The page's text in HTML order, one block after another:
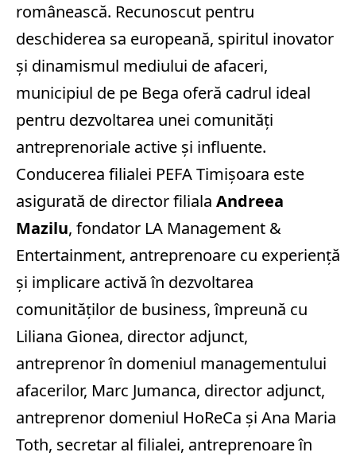
românească. Recunoscut pentru
deschiderea sa europeană, spiritul inovator
și dinamismul mediului de afaceri,
municipiul de pe Bega oferă cadrul ideal
pentru dezvoltarea unei comunități
antreprenoriale active și influente.
Conducerea filialei PEFA Timișoara este
asigurată de director filiala Andreea
Mazilu, fondator LA Management &
Entertainment, antreprenoare cu experiență
și implicare activă în dezvoltarea
comunităților de business, împreună cu
Liliana Gionea, director adjunct,
antreprenor în domeniul managementului
afacerilor, Marc Jumanca, director adjunct,
antreprenor domeniul HoReCa și Ana Maria
Toth, secretar al filialei, antreprenoare în